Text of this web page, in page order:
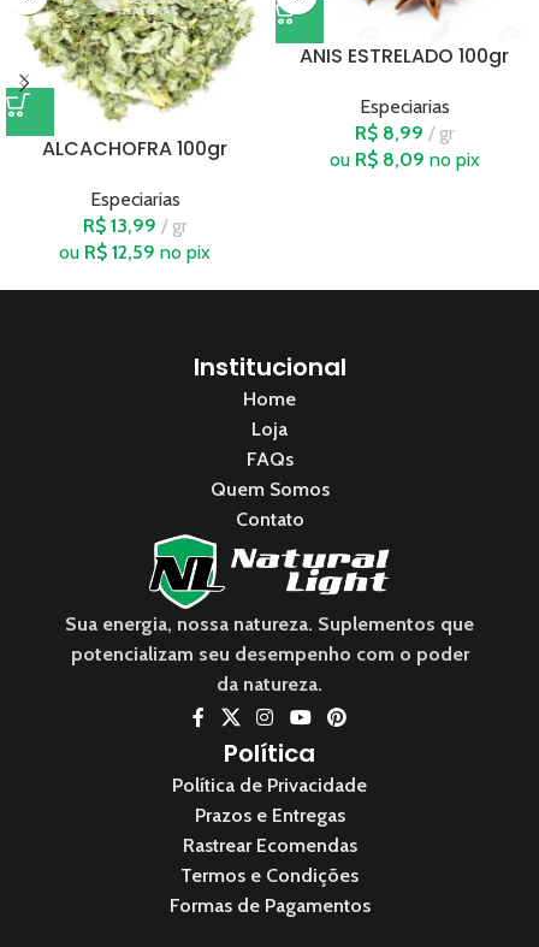
ALCACHOFRA 100gr
Especiarias
R$13,99
gr
ou R$ 12,59 no pix
ANIS ESTRELADO 100gr
Especiarias
R$8,99
gr
ou R$8,09 no pix
Institucional
Home
Loja
FAQs
Quem Somos
Contato
Sua energia, nossa natureza. Suplementos que
potencializam seu desempenho com o poder
da natureza.
Política
Política de Privacidade
Prazos e Entregas
Rastrear Ecomendas
Termos e Condições
Formas de Pagamentos